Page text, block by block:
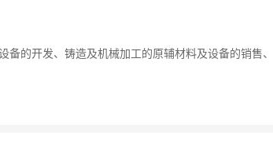
的开发、铸造及机械加工的原辅材料及设备的销售、